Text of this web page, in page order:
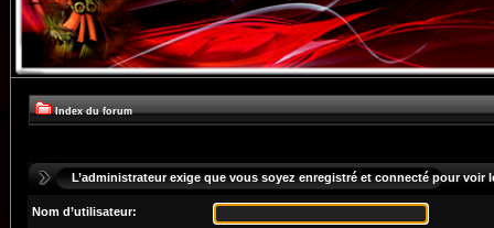
Index du forum
L’administrateur exige que vous soyez enregistré et connecté pour voir
Nom d’utilisateur: